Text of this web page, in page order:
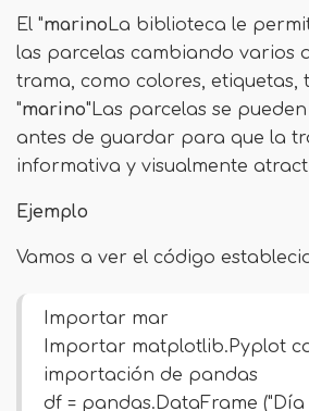
El "marino La biblioteca le
las parcelas cambiando varios
trama, como colores, etiquetas,
"marino"Las parcelas se
antes de guardar para que la
informativa y visualmente
Ejemplo
Vamos a ver el código
Importar mar
Importar matplotlib.Pyplot
importación de pandas
df = pandas.DataFrame ("Día